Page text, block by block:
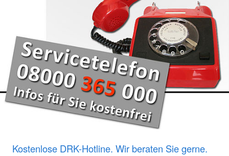
Kostenlose DRK-Hotline. Wir beraten Sie gerne.